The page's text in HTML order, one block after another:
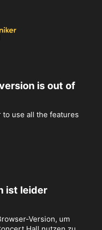
is out of
use all the features
ist leider
Version, um